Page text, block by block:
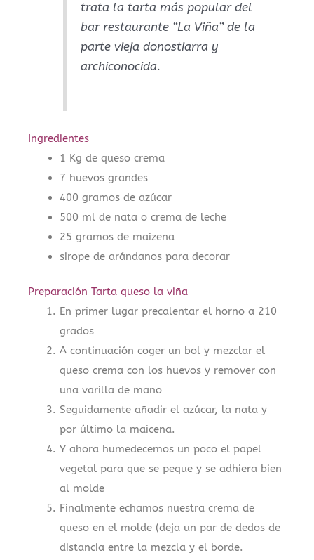
trata la tarta más popular del
bar restaurante “La Viña” de la
parte vieja donostiarra y
archiconocida.
Ingredientes
1 Kg de queso crema
7 huevos grandes
400 gramos de azúcar
500 ml de nata o crema de leche
25 gramos de maizena
sirope de arándanos para decorar
Preparación Tarta queso la viña
En primer lugar precalentar el horno a 210
grados
A continuación coger un bol y mezclar el
queso crema con los huevos y remover con
una varilla de mano
Seguidamente añadir el azúcar, la nata y
por último la maicena.
Y ahora humedecemos un poco el papel
vegetal para que se peque y se adhiera bien
al molde
Finalmente echamos nuestra crema de
queso en el molde (deja un par de dedos de
distancia entre la mezcla y el borde.